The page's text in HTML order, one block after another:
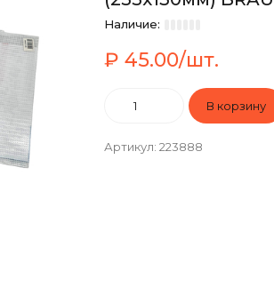
Наличие:
₽ 45.00/шт.
Артикул: 223888